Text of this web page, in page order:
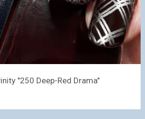
"250 Deep-Red Drama"